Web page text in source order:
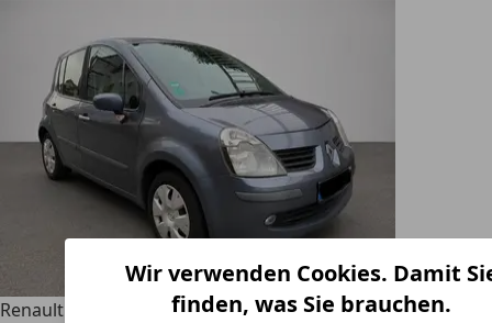
Renault Modus
Exception
Wir verwenden Cookies. Damit
finden, was Sie brauchen.